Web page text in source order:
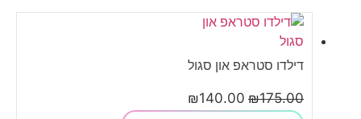
דילדו סטראפ און סגול
₪175.00
₪140.00